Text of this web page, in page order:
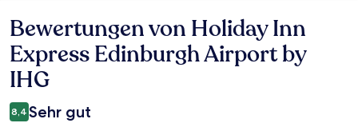
Bewertungen
Bewertungen von Holiday Inn
Express Edinburgh Airport by
IHG
8,4 Sehr gut